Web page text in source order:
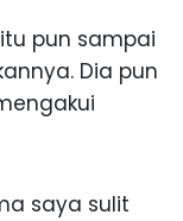
pun sampai
Dia pun
saya sulit